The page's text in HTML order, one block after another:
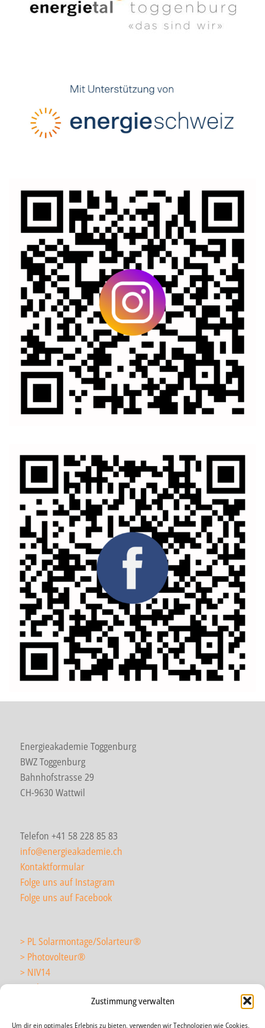
Zustimmung verwalten
Um dir ein optimales Erlebnis zu bieten, verwenden wir Technologien wie Cookies,
Energieakademie Toggenburg
BWZ Toggenburg
Bahnhofstrasse 29
CH-9630 Wattwil
Telefon +41 58 228 85 83
info@energieakademie.ch
Kontaktformular
Folge uns auf Instagram
Folge uns auf Facebook
> PL Solarmontage/Solarteur®
> Photovolteur®
> NIV14
> Solarmonteur